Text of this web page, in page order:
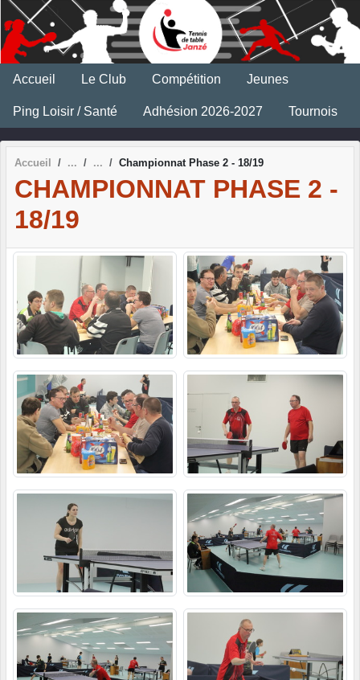
Accueil Le Club Compétition Jeunes
Ping Loisir / Santé Adhésion 2026-2027 Tournois
Accueil Championnat Phase 2 - 18/19
CHAMPIONNAT PHASE 2 -
18/19
Panneau de gestion des cookies